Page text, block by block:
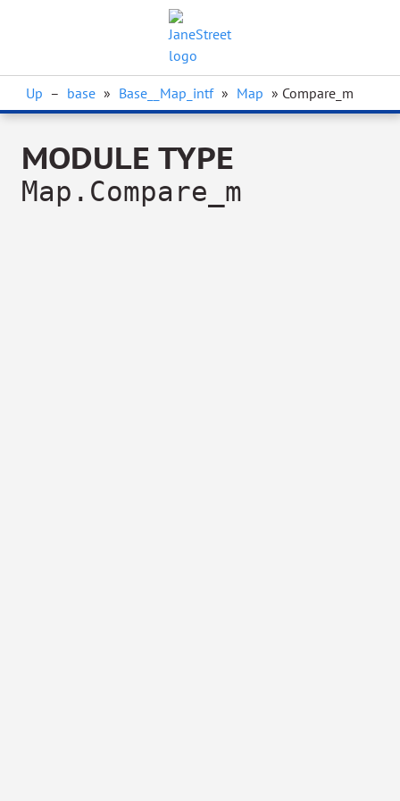
Up – base » Base__Map_intf » Map » Compare_m
MODULE TYPE
Map.Compare_m